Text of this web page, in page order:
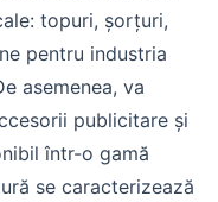
topuri, șorțuri,
pentru industria
asemenea, va
publicitare și
într-o gamă
se caracterizează